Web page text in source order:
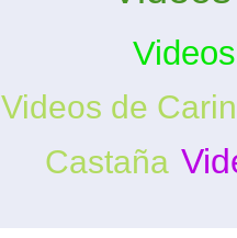
Videos de
Castaña